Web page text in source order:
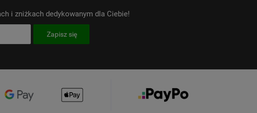
i zniżkach dedykowanym dla Ciebie!